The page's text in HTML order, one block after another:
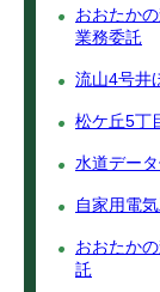
おおたか
業務委託
流山4号井
松ケ丘5丁
水道デー
自家用電
おおたか
託